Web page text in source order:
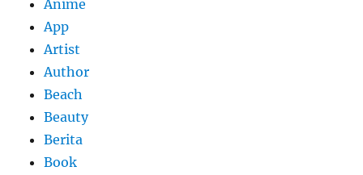
Anime
App
Artist
Author
Beach
Beauty
Berita
Book